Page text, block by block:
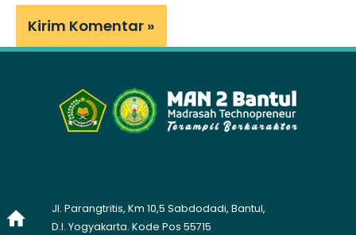
Jl. Parangtritis, Km 10,5 Sabdodadi, Bantul,
D.I. Yogyakarta. Kode Pos 55715